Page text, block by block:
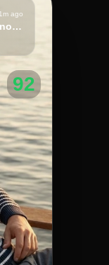
92
1m ago
O seu perfil renovado está a ser notado!